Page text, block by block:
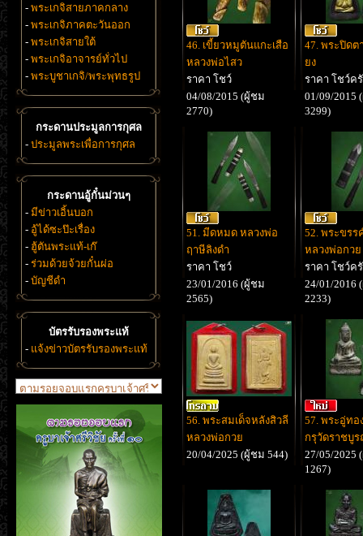
- พระเกจิสายภาคกลาง
- พระเกจิภาคตะวันออก
- พระเกจิสายใต้
- พระเกจิอาจารย์ทั่วไป
- พระบูชาเกจิ/พระพุทธรูป
กระดานประมูลการกุศล
- ประมูลพระเพื่อการกุศล
กระดานอู้กั๋นม่วนๆ
- มีข่าวเอิ้นบอก
- อู้ได้ซะป๊ะเรื่อง
- ฮู้ตันพระแท้-เก๊
- ร่วมด้วยจ้วยกั๋นผ่อ
- บัญชีดำ
บัตรรับรองพระแท้
- แจ้งข่าวบัตรรับรองพระแท้
46. เขี้ยวหมูตันแกะเสือ
หลวงพ่อไสว
ราคา โชว์
04/08/2015 (ผู้ชม
2770)
47. พระปิดต
ยง
ราคา โชว์ค
01/09/2015
3299)
51. มีดหมด หลวงพ่อ
ฤาษีลิงดำ
ราคา โชว์
23/01/2016 (ผู้ชม
2565)
52. พระขรร
หลวงพ่อกวย
ราคา โชว์ค
24/01/2016
2233)
56. พระสมเด็จหลังสิวลี
หลวงพ่อกวย
20/04/2025 (ผู้ชม 544)
57. พระอู่ทอ
กรุวัดราชบู
27/05/2025
1267)